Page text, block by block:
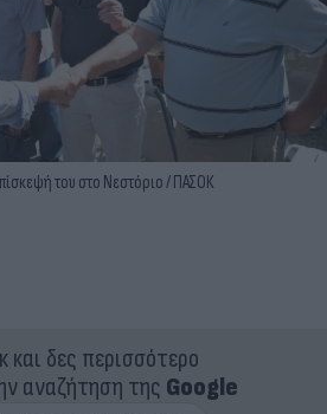
του στο Νεστόριο / ΠΑΣΟΚ
και δες περισσότερο
αναζήτηση της Google